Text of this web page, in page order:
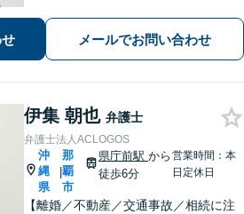
額）・明け渡し請求・立退料増額など
に対応。交渉から訴訟までお任せくだ
メールでお問い合わせ
伊集 朝也 弁護士
弁護士法人ACLOGOS
沖
縄
県
|
那
覇
市
県庁前駅 から
徒歩6分
営業時間：本
日定休日
【離婚／不動産／交通事故／相続に注